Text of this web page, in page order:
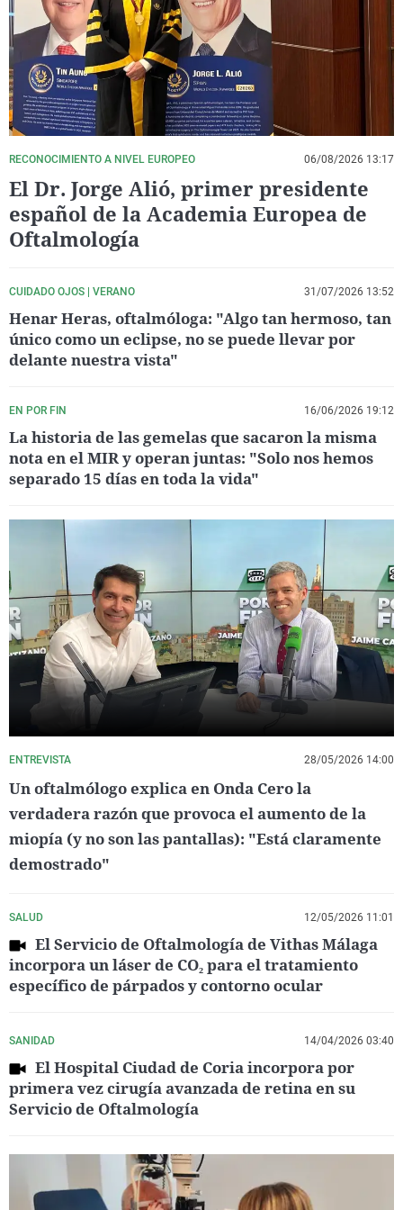
La rosa de los vientos
Gente viajera
Como el perro y el
Caso
Retornados
Equipo de
Operación Viuda
Extremadura
Galicia
País Vasco
Virales
Televisión
RECONOCIMIENTO A NIVEL EUROPEO 06/08/2026 13:17
El Dr. Jorge Alió, primer presidente
español de la Academia Europea de
Oftalmología
CUIDADO OJOS | VERANO 31/07/2026 13:52
Henar Heras, oftalmóloga: "Algo tan hermoso, tan
único como un eclipse, no se puede llevar por
delante nuestra vista"
EN POR FIN 16/06/2026 19:12
La historia de las gemelas que sacaron la misma
nota en el MIR y operan juntas: "Solo nos hemos
separado 15 días en toda la vida"
ENTREVISTA 28/05/2026 14:00
Un oftalmólogo explica en Onda Cero la
verdadera razón que provoca el aumento de la
miopía (y no son las pantallas): "Está claramente
demostrado"
SALUD 12/05/2026 11:01
El Servicio de Oftalmología de Vithas Málaga
incorpora un láser de CO₂ para el tratamiento
específico de párpados y contorno ocular
SANIDAD 14/04/2026 03:40
El Hospital Ciudad de Coria incorpora por
primera vez cirugía avanzada de retina en su
Servicio de Oftalmología